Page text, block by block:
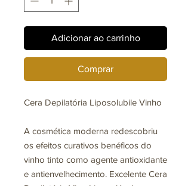
Adicionar ao carrinho
Comprar
Cera Depilatória Liposolubile Vinho
A cosmética moderna redescobriu
os efeitos curativos benéficos do
vinho tinto como agente antioxidante
e antienvelhecimento. Excelente Cera